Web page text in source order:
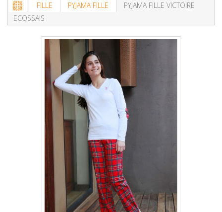
FILLE PYJAMA FILLE
PYJAMA FILLE VICTOIRE
ECOSSAIS